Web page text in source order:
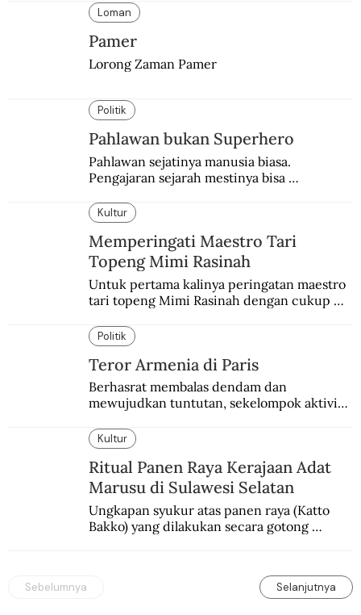
kampung lebih awal.
Loman
Pamer
Lorong Zaman Pamer
Politik
Pahlawan bukan Superhero
Pahlawan sejatinya manusia biasa.
Pengajaran sejarah mestinya bisa
Kultur
Memperingati Maestro Tari
Topeng Mimi Rasinah
Untuk pertama kalinya peringatan maestro
tari topeng Mimi Rasinah dengan cukup
internasional.
Politik
Teror Armenia di Paris
Berhasrat membalas dendam dan
mewujudkan tuntutan, sekelompok aktivis
Paris.
Kultur
Ritual Panen Raya Kerajaan Adat
Marusu di Sulawesi Selatan
Ungkapan syukur atas panen raya (Katto
Bakko) yang dilakukan secara gotong
Sebelumnya Selanjutnya